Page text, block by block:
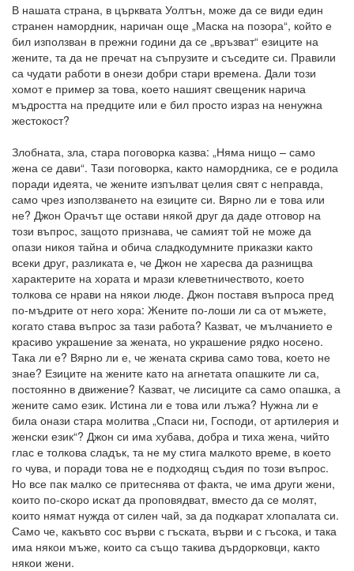
В нашата страна, в църквата Уолтън, може да се види един
странен намордник, наричан още „Маска на позора“, който е
бил използван в прежни години да се „връзват“ езиците на
жените, та да не пречат на съпрузите и съседите си. Правили
са чудати работи в онези добри стари времена. Дали този
хомот е пример за това, което нашият свещеник нарича
мъдростта на предците или е бил просто израз на ненужна
жестокост?
Злобната, зла, стара поговорка казва: „Няма нищо – само
жена се дави“. Тази поговорка, както намордника, се е родила
поради идеята, че жените изпълват целия свят с неправда,
само чрез използването на езиците си. Вярно ли е това или
не? Джон Орачът ще остави някой друг да даде отговор на
този въпрос, защото признава, че самият той не може да
опази никоя тайна и обича сладкодумните приказки както
всеки друг, разликата е, че Джон не харесва да разнищва
характерите на хората и мрази клеветничеството, което
толкова се нрави на някои люде. Джон поставя въпроса пред
по-мъдрите от него хора: Жените по-лоши ли са от мъжете,
когато става въпрос за тази работа? Казват, че мълчанието е
красиво украшение за жената, но украшение рядко носено.
Така ли е? Вярно ли е, че жената скрива само това, което не
знае? Езиците на жените като на агнетата опашките ли са,
постоянно в движение? Казват, че лисиците са само опашка, а
жените само език. Истина ли е това или лъжа? Нужна ли е
била онази стара молитва „Спаси ни, Господи, от артилерия и
женски език“? Джон си има хубава, добра и тиха жена, чийто
глас е толкова сладък, та не му стига малкото време, в което
го чува, и поради това не е подходящ съдия по този въпрос.
Но все пак малко се притеснява от факта, че има други жени,
които по-скоро искат да проповядват, вместо да се молят,
които нямат нужда от силен чай, за да подкарат хлопалата си.
Само че, какъвто сос върви с гъската, върви и с гъсока, и така
има някои мъже, които са също такива дърдорковци, както
някои жени.